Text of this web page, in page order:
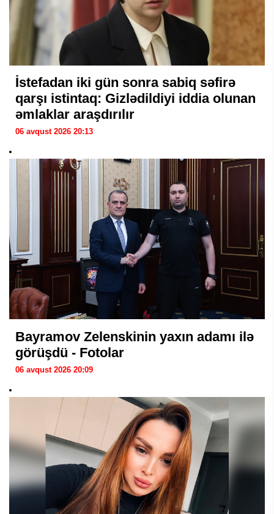
İstefadan iki gün sonra sabiq səfirə
qarşı istintaq: Gizlədildiyi iddia olunan
əmlaklar araşdırılır
06 avqust 2026 20:13
Bayramov Zelenskinin yaxın adamı ilə
görüşdü - Fotolar
06 avqust 2026 20:09